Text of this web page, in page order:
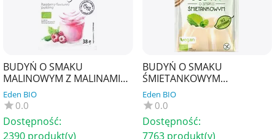
BUDYŃ O SMAKU
MALINOWYM Z MALINAMI
BIO 38 g - BIO PLANET
Eden BIO
0.0
Dostępność:
2390 produkt(y)
BUDYŃ O SMAKU
ŚMIETANKOWYM
BEZGLUTENOWY BIO 40 g -
AMYLON
Eden BIO
0.0
Dostępność:
7763 produkt(y)